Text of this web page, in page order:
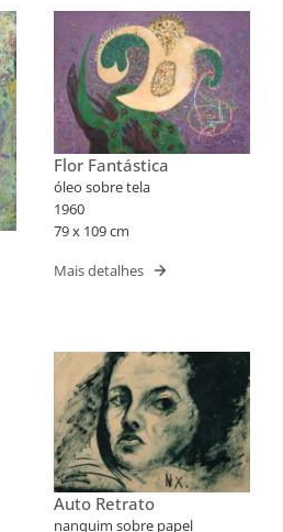
Flor Fantástica
óleo sobre tela
1960
79 x 109 cm
Mais detalhes
Auto Retrato
nanquim sobre papel